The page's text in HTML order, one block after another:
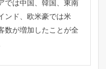
では中国、韓国、 東南
ンド、欧米豪では米
数が増加したことが全